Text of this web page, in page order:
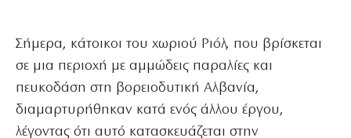
Σήμερα, κάτοικοι του χωριού Ριόλ, που βρίσκεται
σε μια περιοχή με αμμώδεις παραλίες και
πευκοδάση στη βορειοδυτική Αλβανία,
διαμαρτυρήθηκαν κατά ενός άλλου έργου,
λέγοντας ότι αυτό κατασκευάζεται στην